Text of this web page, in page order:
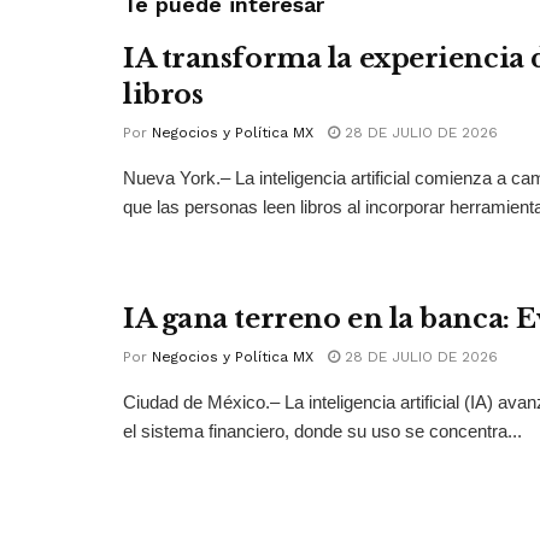
IA transforma la experiencia
libros
Por Negocios y Política MX 28 DE JULIO DE 2026
Nueva York.– La inteligencia artificial comienza a
que las personas leen libros al incorporar
IA gana terreno en la banca:
Por Negocios y Política MX 28 DE JULIO DE 2026
Ciudad de México.– La inteligencia artificial (IA)
el sistema financiero, donde su uso se concentra...